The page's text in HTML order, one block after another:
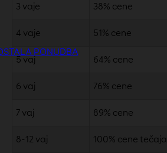
PONUDBA
3 vaje 38% cene
4 vaje 51% cene
5 vaj 64% cene
6 vaj 76% cene
7 vaj 89% cene
8-12 vaj 100% cene tečaja